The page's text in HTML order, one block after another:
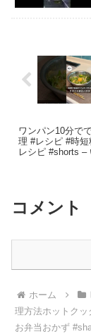
ワンパン10分で
理 #レシピ #時
レシピ #shorts –
コメント
ホーム
理方法ホットク
お弁当おかず